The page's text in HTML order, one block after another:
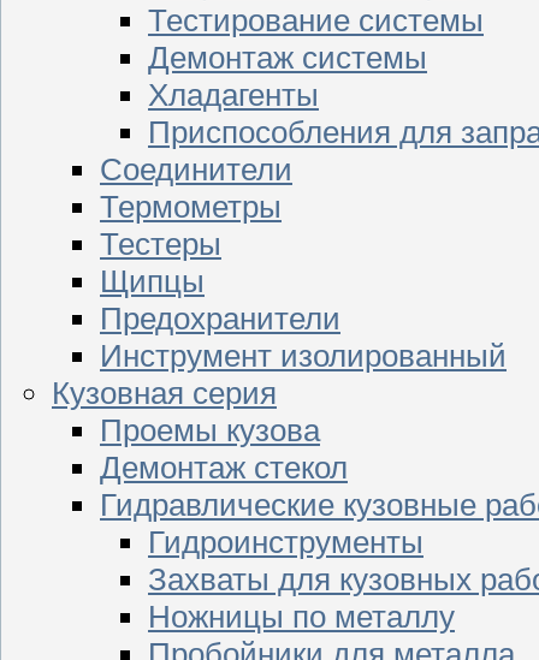
Тестирование системы
Демонтаж системы
Хладагенты
Приспособления для
Соединители
Термометры
Тестеры
Щипцы
Предохранители
Инструмент изолированный
Кузовная серия
Проемы кузова
Демонтаж стекол
Гидравлические кузовные
Гидроинструменты
Захваты для кузовных
Ножницы по металлу